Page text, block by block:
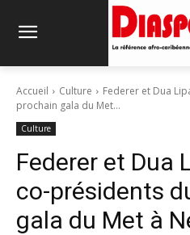
Accueil Culture
Federer et Dua
prochain gala du Met...
Culture
Federer et Dua
co-présidents
gala du Met à